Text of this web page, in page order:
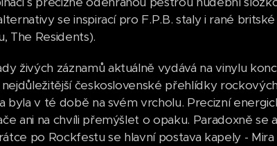
se inspirací pro F.P.B. staly i rané
The Residents).
živých záznamů aktuálně vydává na vinylu
československé přehlídky
byla v té době na svém vrcholu. Precizní
ani na chvíli přemýšlet o opaku. Paradoxně
po Rockfestu se hlavní postava kapely -